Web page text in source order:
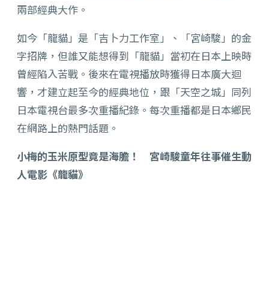
兩部經典大作。
如今「龍貓」是「吉卜力工作室」、「宮崎駿」的金
字招牌，但誰又能想得到「龍貓」當初在日本上映時
曾經陷入苦戰。後來在電視播放時獲得日本廣大迴
響，才建立起至今的經典地位，跟「天空之城」同列
日本電視台最多次重播紀錄。每次重播都是日本鄉民
在網路上的熱門話題。
小梅的玉米原型竟是海膽！ 宮崎駿童年往事催生動
人電影《龍貓》